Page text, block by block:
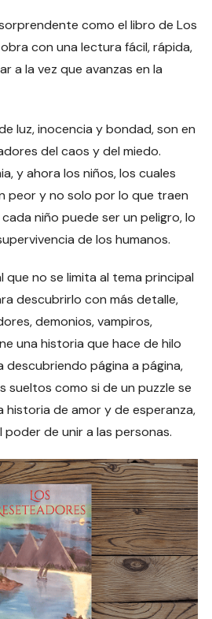
como el libro de Los
con una lectura fácil, rápida,
a la vez que avanzas en la
luz, inocencia y bondad, son en
del caos y del miedo.
y ahora los niños, los cuales
peor y no solo por lo que traen
niño puede ser un peligro, lo
de los humanos.
que no se limita al tema principal
descubrirlo con más detalle,
demonios, vampiros,
una historia que hace de hilo
página a página,
sueltos como si de un puzzle se
historia de amor y de esperanza,
de unir a las personas.